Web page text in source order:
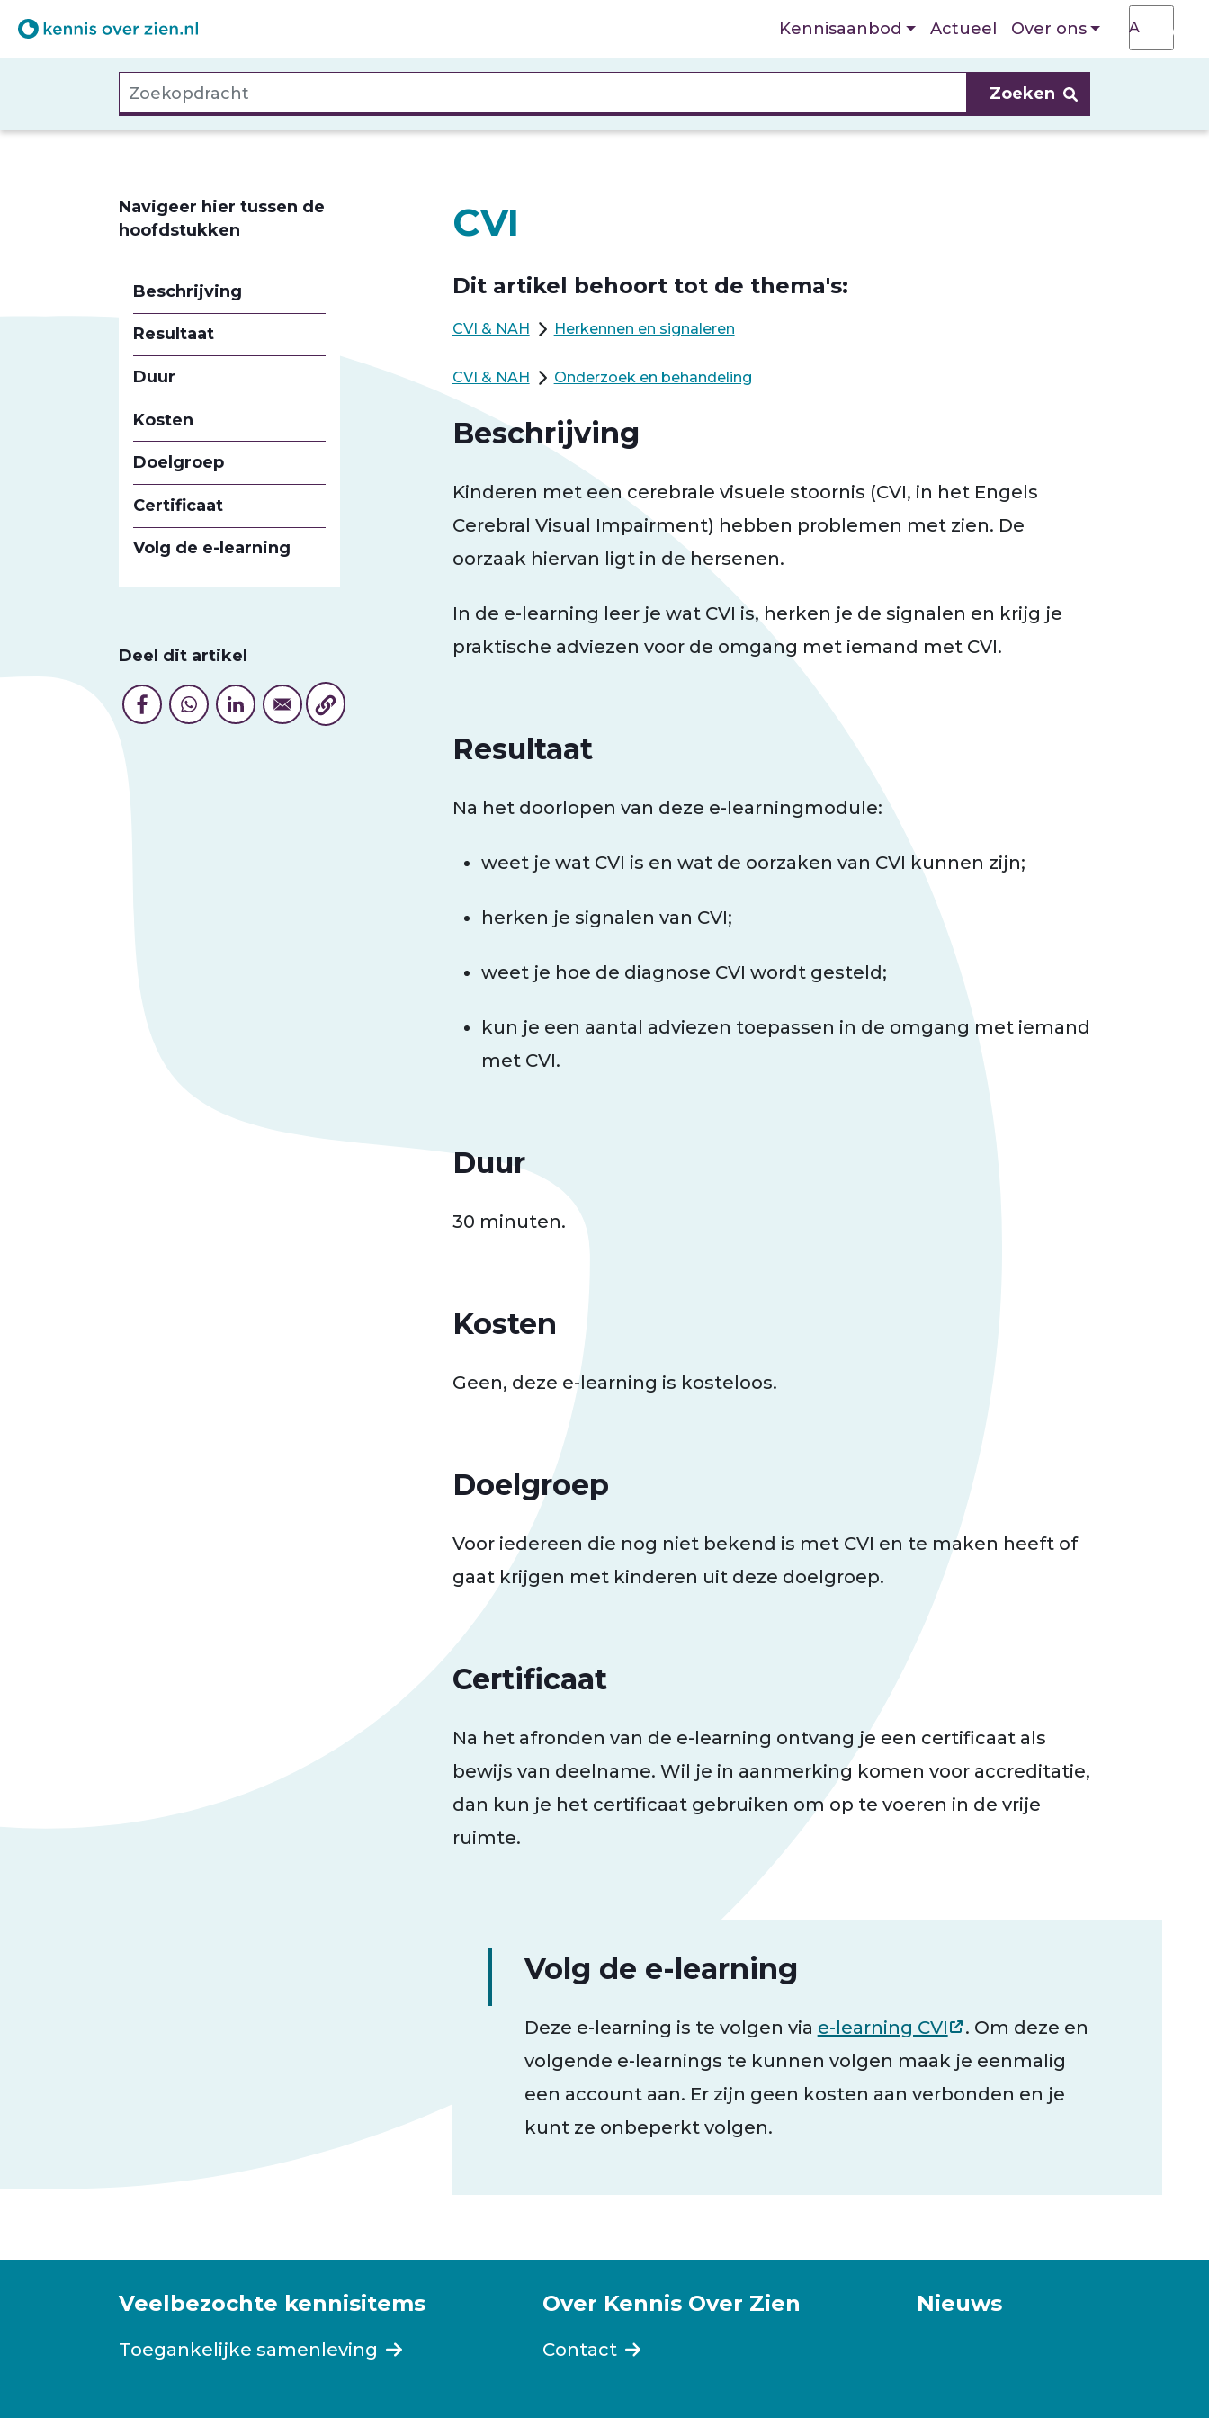
Overslaan
Kennisaanbod Actueel Over ons A A
Zoekopdracht
CVI
Dit artikel behoort tot de thema's:
CVI & NAH Herkennen en signaleren
CVI & NAH Onderzoek en behandeling
Beschrijving
Kinderen met een cerebrale visuele stoornis (CVI, in het Engels
Cerebral Visual Impairment) hebben problemen met zien. De
oorzaak hiervan ligt in de hersenen.
In de e-learning leer je wat CVI is, herken je de signalen en krijg je
praktische adviezen voor de omgang met iemand met CVI.
Resultaat
Na het doorlopen van deze e-learningmodule:
weet je wat CVI is en wat de oorzaken van CVI kunnen zijn;
herken je signalen van CVI;
weet je hoe de diagnose CVI wordt gesteld;
kun je een aantal adviezen toepassen in de omgang met iemand
met CVI.
Duur
30 minuten.
Kosten
Geen, deze e-learning is kosteloos.
Doelgroep
Voor iedereen die nog niet bekend is met CVI en te maken heeft of
gaat krijgen met kinderen uit deze doelgroep.
Certificaat
Na het afronden van de e-learning ontvang je een certificaat als
bewijs van deelname. Wil je in aanmerking komen voor accreditatie,
dan kun je het certificaat gebruiken om op te voeren in de vrije
ruimte.
Volg de e-learning
Deze e-learning is te volgen via e-learning CVI
. Om deze en
volgende e-learnings te kunnen volgen maak je eenmalig
een account aan. Er zijn geen kosten aan verbonden en je
kunt ze onbeperkt volgen.
Navigeer hier tussen de
hoofdstukken
Beschrijving
Resultaat
Duur
Kosten
Doelgroep
Certificaat
Volg de e-learning
Deel dit artikel
Veelbezochte kennisitems
Toegankelijke samenleving
Over Kennis Over Zien
Contact
Nieuws